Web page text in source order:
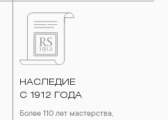
НАСЛЕДИЕ
С 1912 ГОДА
Более 110 лет мастерства,